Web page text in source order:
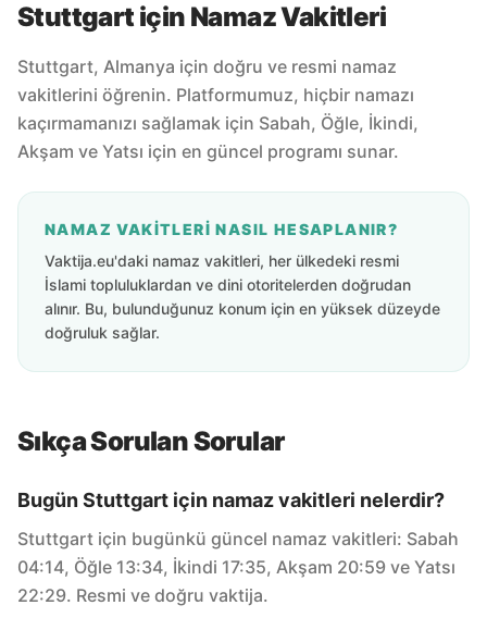
Stuttgart için Namaz Vakitleri
Stuttgart, Almanya için doğru ve resmi namaz
vakitlerini öğrenin. Platformumuz, hiçbir namazı
kaçırmamanızı sağlamak için Sabah, Öğle, İkindi,
Akşam ve Yatsı için en güncel programı sunar.
NAMAZ VAKITLERI NASIL HESAPLANIR?
Vaktija.eu'daki namaz vakitleri, her ülkedeki resmi
İslami topluluklardan ve dini otoritelerden doğrudan
alınır. Bu, bulunduğunuz konum için en yüksek düzeyde
doğruluk sağlar.
Sıkça Sorulan Sorular
Bugün Stuttgart için namaz vakitleri nelerdir?
Stuttgart için bugünkü güncel namaz vakitleri: Sabah
04:14, Öğle 13:34, İkindi 17:35, Akşam 20:59 ve Yatsı
22:29. Resmi ve doğru vaktija.